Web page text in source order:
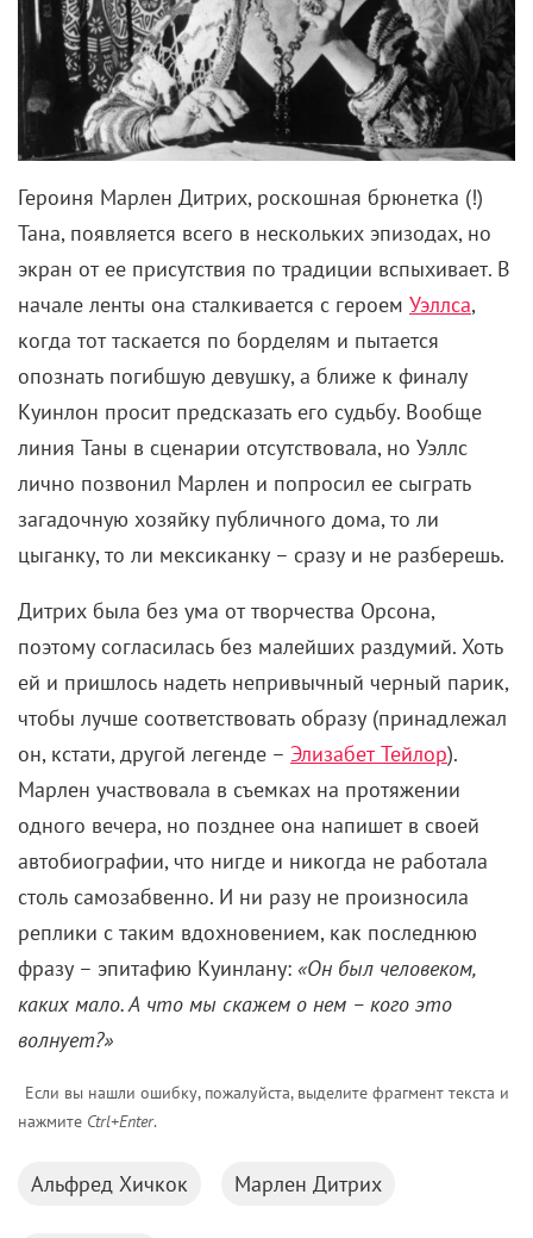
Героиня Марлен Дитрих, роскошная брюнетка (!)
Тана, появляется всего в нескольких эпизодах, но
экран от ее присутствия по традиции вспыхивает. В
начале ленты она сталкивается с героем Уэллса,
когда тот таскается по борделям и пытается
опознать погибшую девушку, а ближе к финалу
Куинлон просит предсказать его судьбу. Вообще
линия Таны в сценарии отсутствовала, но Уэллс
лично позвонил Марлен и попросил ее сыграть
загадочную хозяйку публичного дома, то ли
цыганку, то ли мексиканку – сразу и не разберешь.
Дитрих была без ума от творчества Орсона,
поэтому согласилась без малейших раздумий. Хоть
ей и пришлось надеть непривычный черный парик,
чтобы лучше соответствовать образу (принадлежал
он, кстати, другой легенде – Элизабет Тейлор).
Марлен участвовала в съемках на протяжении
одного вечера, но позднее она напишет в своей
автобиографии, что нигде и никогда не работала
столь самозабвенно. И ни разу не произносила
реплики с таким вдохновением, как последнюю
фразу – эпитафию Куинлану: «Он был человеком,
каких мало. А что мы скажем о нем – кого это
волнует?»
Если вы нашли ошибку, пожалуйста, выделите фрагмент текста и
нажмите Ctrl+Enter.
Альфред Хичкок Марлен Дитрих